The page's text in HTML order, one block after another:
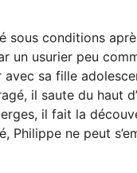
sous conditions
un usurier peu
sa fille
il saute du haut
il fait la
Philippe ne peut